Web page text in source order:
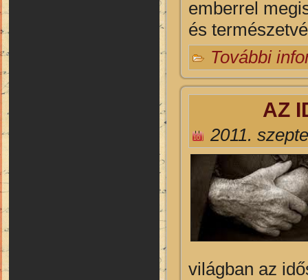
emberrel
és
További
AZ
2011.
világban az